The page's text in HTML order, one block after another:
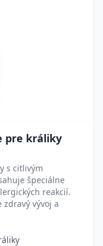
pre králiky
s citlivým
špeciálne
reakcií.
vývoj a